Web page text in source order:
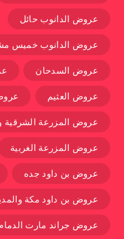
عروض الدانوب حائل
عروض الدانوب خميس
عروض السدحان
عروض العثيم
عروض المزرعة الشرقية
عروض المزرعة الغربية
عروض بن داود جده
عروض بن داود مكة
عروض جراند مارت